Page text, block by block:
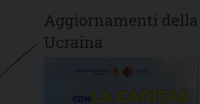
Aggiornamenti della
Ucraina